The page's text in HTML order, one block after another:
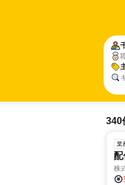
340
業
配
株